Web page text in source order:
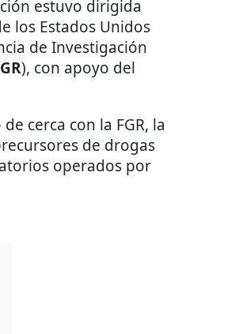
estuvo dirigida
los Estados Unidos
de Investigación
), con apoyo del
cerca con la FGR, la
de drogas
operados por